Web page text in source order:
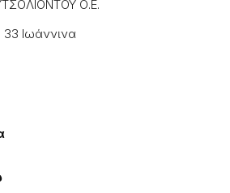
Ο.Ε.
Ιωάννɩνα